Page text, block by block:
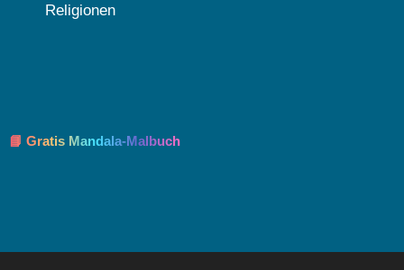
Religionen
📘 Gratis Mandala-Malbuch